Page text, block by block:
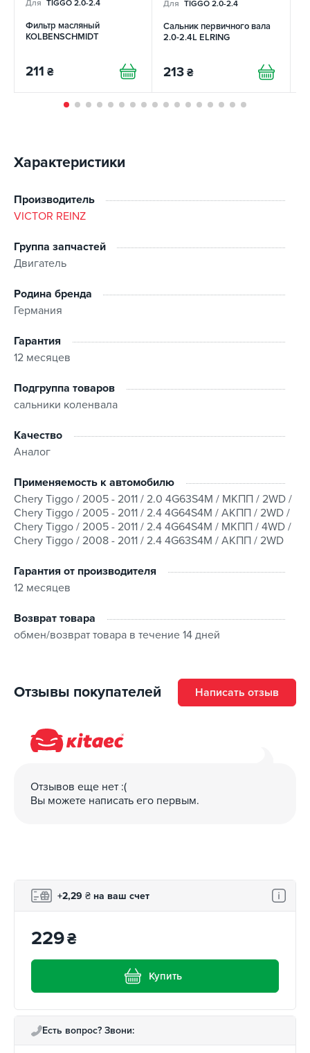
Для TIGGO 2.0-2.4
Фильтр масляный
KOLBENSCHMIDT
211 ₴
Для TIGGO 2.0-2.4
Сальник первичного вала
2.0-2.4L ELRING
213 ₴
Характеристики
Производитель
VICTOR REINZ
Группа запчастей
Двигатель
Родина бренда
Германия
Гарантия
12 месяцев
Подгруппа товаров
сальники коленвала
Качество
Аналог
Применяемость к автомобилю
Chery Tiggo / 2005 - 2011 / 2.0 4G63S4M / МКПП / 2WD /
Chery Tiggo / 2005 - 2011 / 2.4 4G64S4M / АКПП / 2WD /
Chery Tiggo / 2005 - 2011 / 2.4 4G64S4M / МКПП / 4WD /
Chery Tiggo / 2008 - 2011 / 2.4 4G63S4M / АКПП / 2WD
Гарантия от производителя
12 месяцев
Возврат товара
обмен/возврат товара в течение 14 дней
Отзывы покупателей Написать отзыв
Отзывов еще нет :(
Вы можете написать его первым.
+2,29 ₴ на ваш счет
229₴
Купить
Есть вопрос? Звони: